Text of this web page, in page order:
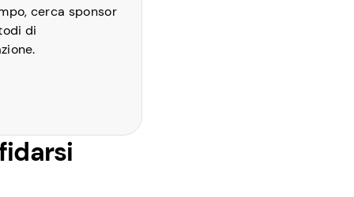
cerca sponsor
di